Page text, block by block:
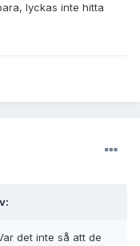
lyckas inte hitta
det inte så att de